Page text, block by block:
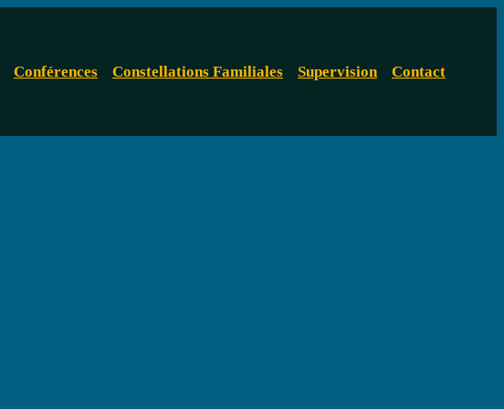
Conférences Constellations Familiales Supervision Contact